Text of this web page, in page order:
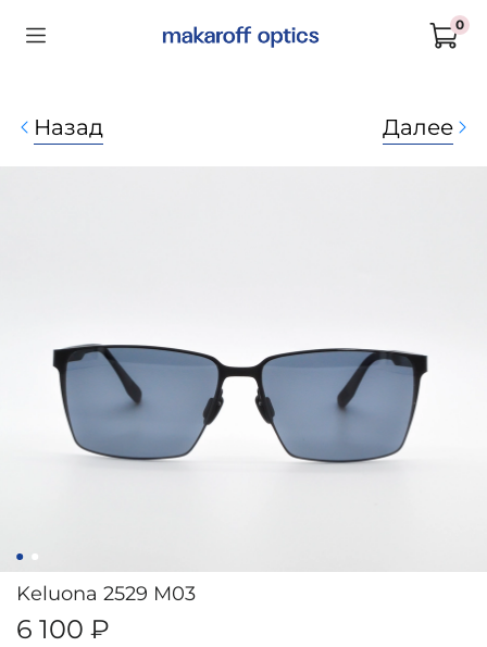
0
Назад Далее
Keluona 2529 M03
6 100 ₽